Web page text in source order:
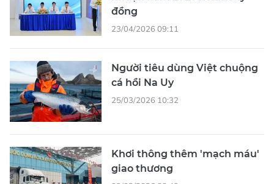
đồng
23/04/2026 09:11
Người tiêu dùng Việt chuộng
cá hồi Na Uy
25/03/2026 10:32
Khơi thông thêm 'mạch máu'
giao thương